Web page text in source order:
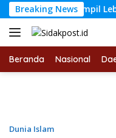
Langsung
ke
konten
Breaking News
Fajri Tampil Lebih
Beranda Nasional
Dunia Islam